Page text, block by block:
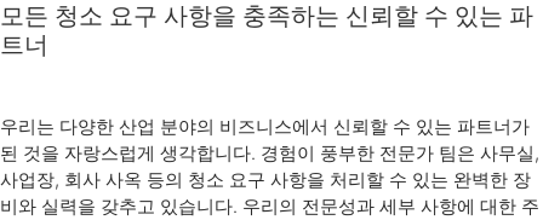
모든 청소 요구 사항을 충족하는 신뢰할 수 있는 파
트너
우리는 다양한 산업 분야의 비즈니스에서 신뢰할 수 있는 파트너가
된 것을 자랑스럽게 생각합니다. 경험이 풍부한 전문가 팀은 사무실,
사업장, 회사 사옥 등의 청소 요구 사항을 처리할 수 있는 완벽한 장
비와 실력을 갖추고 있습니다. 우리의 전문성과 세부 사항에 대한 주